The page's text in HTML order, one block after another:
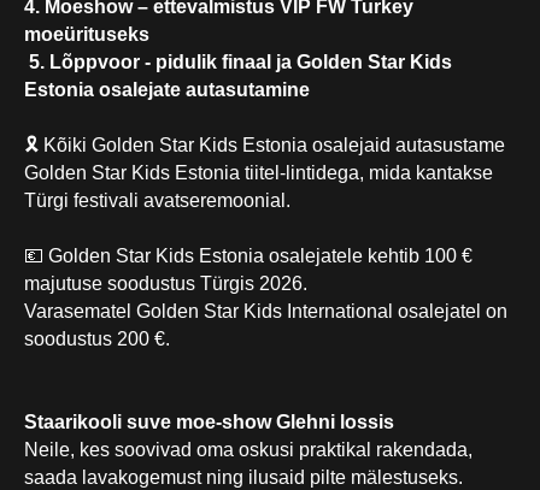
4. Moeshow – ettevalmistus VIP FW Turkey
moeürituseks
5. Lõppvoor - pidulik finaal ja Golden Star Kids
Estonia osalejate autasutamine
🎗 Kõiki Golden Star Kids Estonia osalejaid autasustame
Golden Star Kids Estonia tiitel-lintidega, mida kantakse
Türgi festivali avatseremoonial.
💶 Golden Star Kids Estonia osalejatele kehtib 100 €
majutuse soodustus Türgis 2026.
Varasematel Golden Star Kids International osalejatel on
soodustus 200 €.
Staarikooli suve moe-show Glehni lossis
Neile, kes soovivad oma oskusi praktikal rakendada,
saada lavakogemust ning ilusaid pilte mälestuseks.
Roosikrantsi 11, Tallinn (1. korrus) - Šveitsi Maja